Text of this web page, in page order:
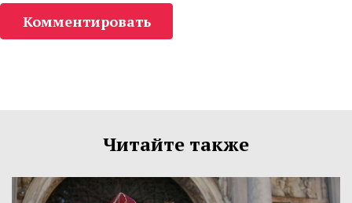
Комментировать
Читайте также